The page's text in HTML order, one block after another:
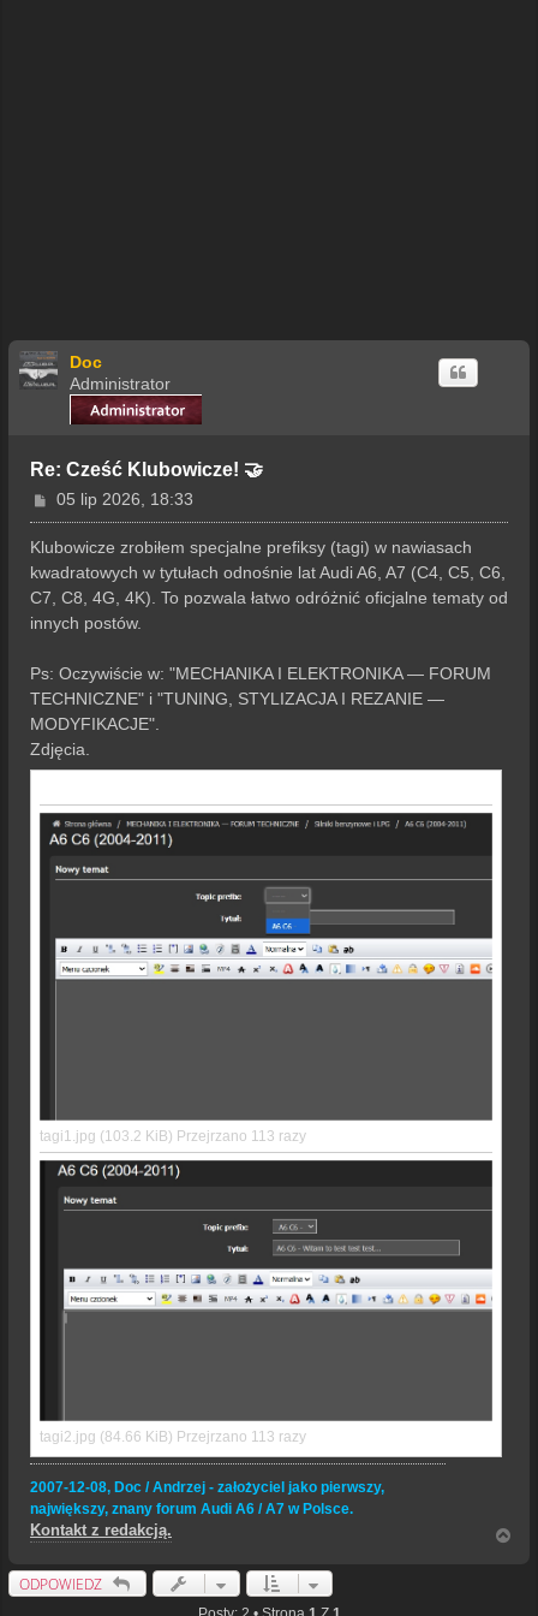
Doc
Administrator
Re: Cześć Klubowicze! 🤝
P
o
s
05 lip 2026, 18:33
Klubowicze zrobiłem specjalne prefiksy (tagi) w nawiasach
kwadratowych w tytułach odnośnie lat Audi A6, A7 (C4, C5, C6,
C7, C8, 4G, 4K). To pozwala łatwo odróżnić oficjalne tematy od
innych postów.
Ps: Oczywiście w: "MECHANIKA I ELEKTRONIKA — FORUM
TECHNICZNE" i "TUNING, STYLIZACJA I REZANIE —
MODYFIKACJE".
Zdjęcia.
tagi1.jpg (103.2 KiB) Przejrzano 113 razy
tagi2.jpg (84.66 KiB) Przejrzano 113 razy
2007-12-08, Doc / Andrzej - założyciel jako pierwszy,
największy, znany forum Audi A6 / A7 w Polsce.
Kontakt z redakcją.
ODPOWIEDZ